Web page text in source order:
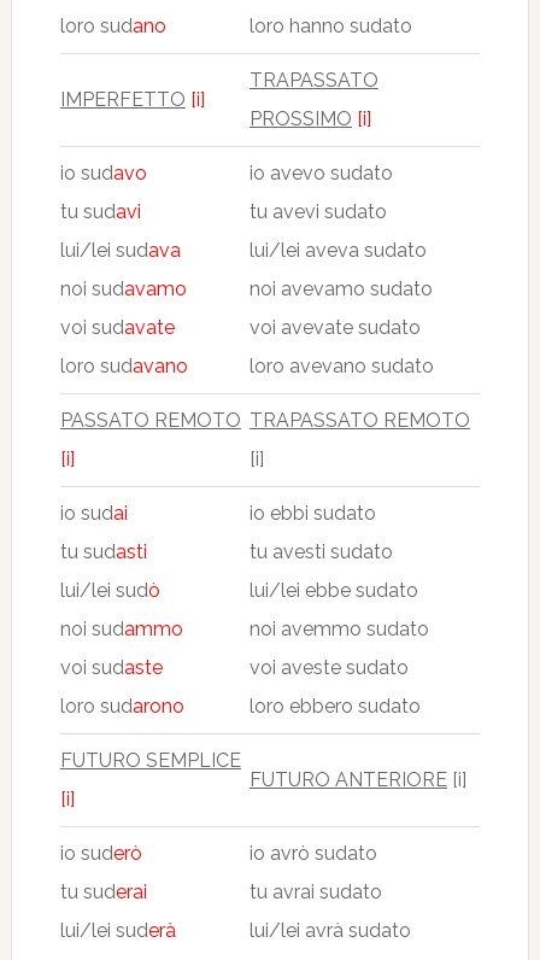
loro sudano
loro hanno sudato
IMPERFETTO [i]
TRAPASSATO
PROSSIMO [i]
io sudavo
tu sudavi
lui/lei sudava
noi sudavamo
voi sudavate
loro sudavano
io avevo sudato
tu avevi sudato
lui/lei aveva sudato
noi avevamo sudato
voi avevate sudato
loro avevano sudato
PASSATO REMOTO
[i]
TRAPASSATO REMOTO
[i]
io sudai
tu sudasti
lui/lei sudò
noi sudammo
voi sudaste
loro sudarono
io ebbi sudato
tu avesti sudato
lui/lei ebbe sudato
noi avemmo sudato
voi aveste sudato
loro ebbero sudato
FUTURO SEMPLICE
[i]
FUTURO ANTERIORE[i]
io suderò
tu suderai
lui/lei suderà
io avrò sudato
tu avrai sudato
lui/lei avrà sudato